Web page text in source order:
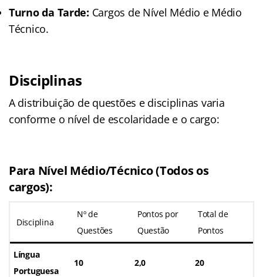
Turno da Tarde: Cargos de Nível Médio e Médio
Técnico.
Disciplinas
A distribuição de questões e disciplinas varia
conforme o nível de escolaridade e o cargo:
Para Nível Médio/Técnico (Todos os
cargos):
Disciplina
Nº de
Questões
Pontos por
Questão
Total de
Pontos
Língua
Portuguesa
10 2,0 20